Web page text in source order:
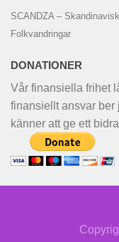
SCANDZA –
Folkvandringar
DONATIONER
Vår finansiella frihet
finansiellt ansvar ber
känner att ge ett